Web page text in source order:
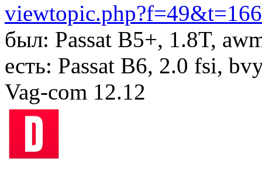
был: Passat B5+, 1.8T,
есть: Passat B6, 2.0 fsi,
Vag-com 12.12